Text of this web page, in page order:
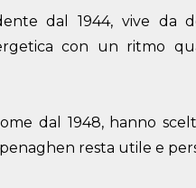
dal 1944, vive
con un ritmo
dal 1948, hanno
resta utile e